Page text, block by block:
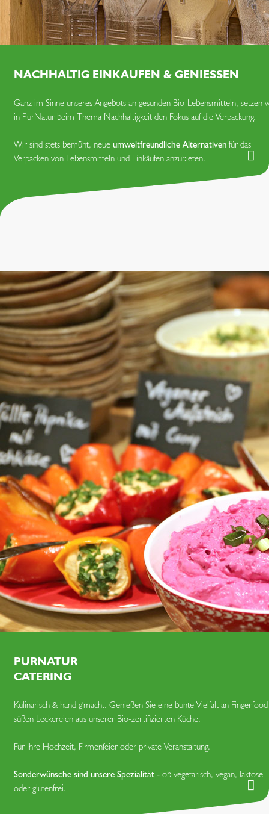
NACHHALTIG EIN­KAUFEN & GENIESSEN
Ganz im Sinne unseres Angebots an gesunden Bio-Lebensmitteln, setzen
in PurNatur beim Thema Nachhaltigkeit den Fokus auf die Verpackung.
Wir sind stets bemüht, neue umwelt­freundliche Alternativen für das
Verpacken von Lebensmitteln und Einkäufen anzubieten.
PURNATUR
CATERING
Kulinarisch & hand g'macht. Genießen Sie eine bunte Vielfalt an
süßen Leckereien aus unserer Bio-zertifizierten Küche.
Für Ihre Hochzeit, Firmenfeier oder private Veranstaltung.
Sonderwünsche sind unsere Spezialität - ob vegetarisch, vegan, laktose-
oder glutenfrei.